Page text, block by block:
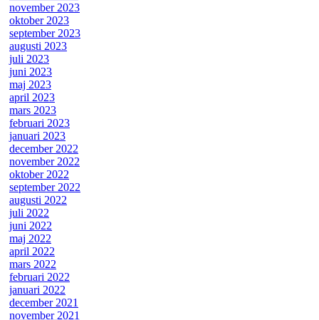
november 2023
oktober 2023
september 2023
augusti 2023
juli 2023
juni 2023
maj 2023
april 2023
mars 2023
februari 2023
januari 2023
december 2022
november 2022
oktober 2022
september 2022
augusti 2022
juli 2022
juni 2022
maj 2022
april 2022
mars 2022
februari 2022
januari 2022
december 2021
november 2021